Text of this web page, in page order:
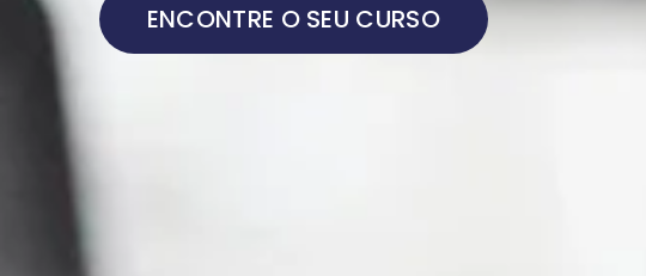
ENCONTRE O SEU CURSO